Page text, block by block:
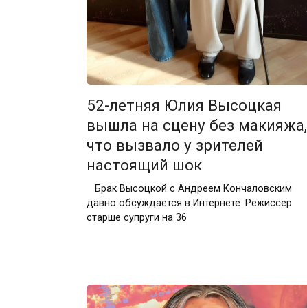
52-летняя Юлия Высоцкая
вышла на сцену без макияжа,
что вызвало у зрителей
настоящий шок
Брак Высоцкой с Андреем Кончаловским
давно обсуждается в Интернете. Режиссер
старше супруги на 36